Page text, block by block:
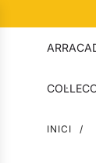
INICI /